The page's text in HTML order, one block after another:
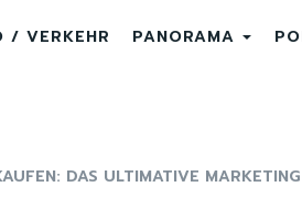
/ VERKEHR PANORAMA
DAS ULTIMATIVE